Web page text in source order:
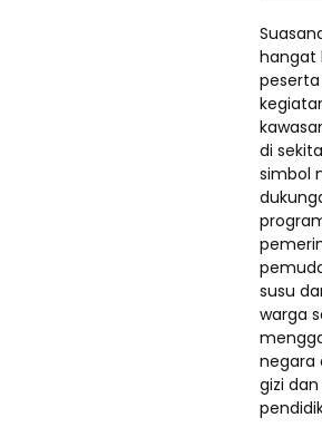
hangat
di
simbol
susu
warga
negara
gizi